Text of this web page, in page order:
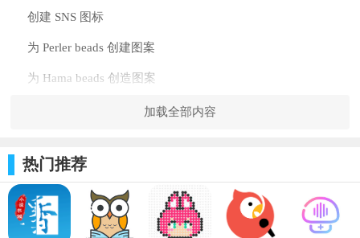
创建 SNS 图标
为 Perler beads 创建图案
为 Hama beads 创造图案
为 Artkal beads 创造图案
软件特色：
[模型板尺寸]
从3个尺寸中选择模型板尺寸。?14 x 14?29 x 29?58 x 58
加载全部内容
热门推荐